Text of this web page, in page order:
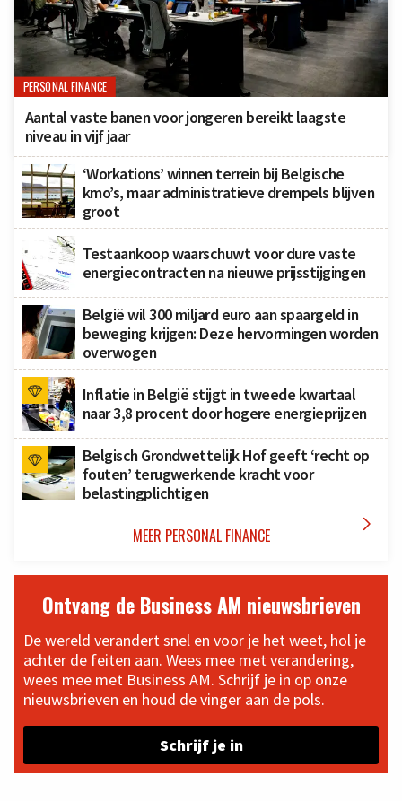
PERSONAL FINANCE
Aantal vaste banen voor jongeren bereikt laagste
niveau in vijf jaar
‘Workations’ winnen terrein bij Belgische
kmo’s, maar administratieve drempels blijven
groot
Testaankoop waarschuwt voor dure vaste
energiecontracten na nieuwe prijsstijgingen
België wil 300 miljard euro aan spaargeld in
beweging krijgen: Deze hervormingen worden
overwogen
Inflatie in België stijgt in tweede kwartaal
naar 3,8 procent door hogere energieprijzen
Belgisch Grondwettelijk Hof geeft ‘recht op
fouten’ terugwerkende kracht voor
belastingplichtigen
MEER PERSONAL FINANCE 
Ontvang de Business AM nieuwsbrieven
De wereld verandert snel en voor je het weet, hol je
achter de feiten aan. Wees mee met verandering,
wees mee met Business AM. Schrijf je in op onze
nieuwsbrieven en houd de vinger aan de pols.
Schrijf je in